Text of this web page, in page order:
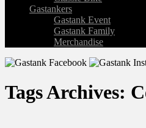
Gastankers
Gastank Event
Gastank Family
Merchandise
Tags Archives: